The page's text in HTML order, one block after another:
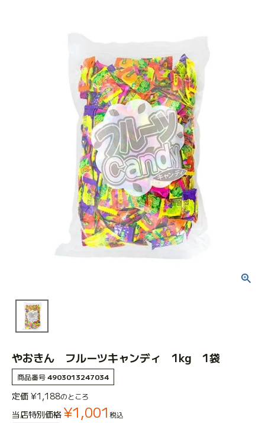
やおきん フルーツキャンディ 1kg 1袋
商品番号4903013247034
定価 ¥1,188のところ
当店特別価格 ¥1,001 税込